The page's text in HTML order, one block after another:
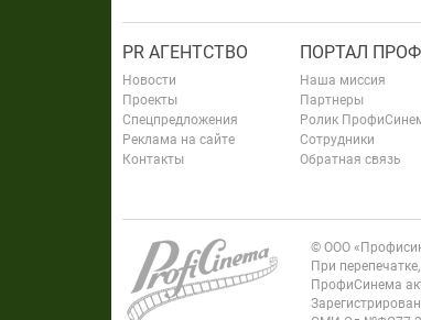
PR АГЕНТСТВО
Новости
Проекты
Спецпредложения
Реклама на сайте
Контакты
ПОРТАЛ
Наша миссия
Партнеры
Ролик
Сотрудники
Обратная связь
© ООО
При
ПрофиСинема